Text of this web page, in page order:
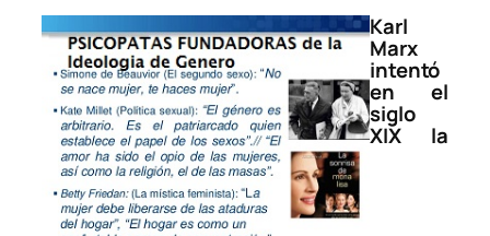
Karl
Marx
intentó
en el
siglo
XIX la